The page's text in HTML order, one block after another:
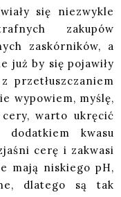
się niezwykle
zakupów
zaskórników, a
już by się pojawiły
przetłuszczaniem
wypowiem, myślę,
warto ukręcić
kwasu
cerę i zakwasi
mają niskiego pH,
dlatego są tak